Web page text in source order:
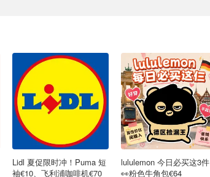
Lidl 夏促限时冲！Puma 短
袖€10、飞利浦咖啡机€70
lululemon 今日必买这3件
👀粉色牛角包€64